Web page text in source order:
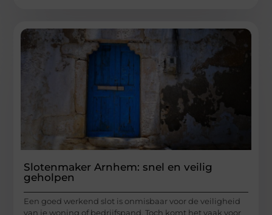
Slotenmaker Arnhem: snel en veilig
geholpen
Een goed werkend slot is onmisbaar voor de veiligheid
van je woning of bedrijfspand. Toch komt het vaak voor